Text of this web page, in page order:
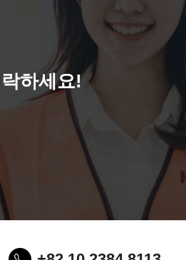
하세요!